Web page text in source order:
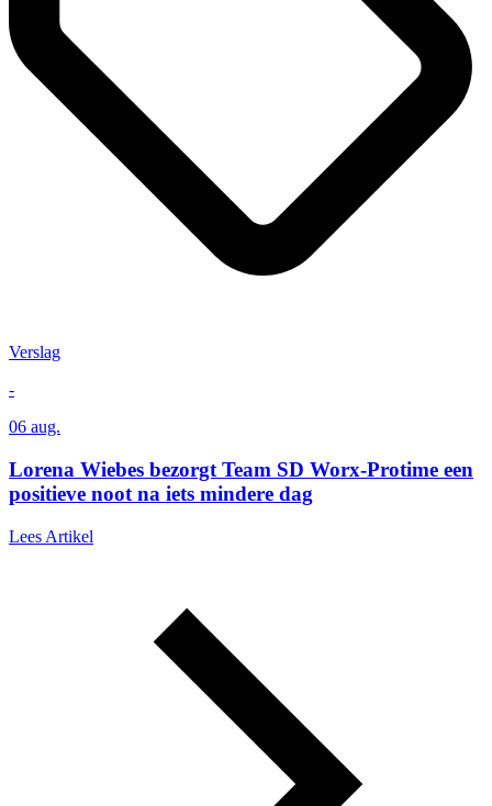
Verslag
-
06 aug.
Lorena Wiebes bezorgt Team SD Worx-Protime een
positieve noot na iets mindere dag
Lees Artikel